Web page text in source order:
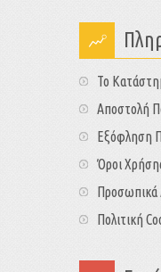
Το
Αποστολή
Εξόφληση
Όροι
Προσωπικά
Πολιτική